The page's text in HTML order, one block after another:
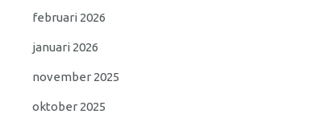
februari 2026
januari 2026
november 2025
oktober 2025